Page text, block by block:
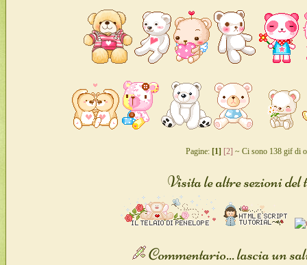
Pagine: [1] [2] ~ Ci sono 138 gif di
Visita le altre sezioni del
Commentario... lascia un